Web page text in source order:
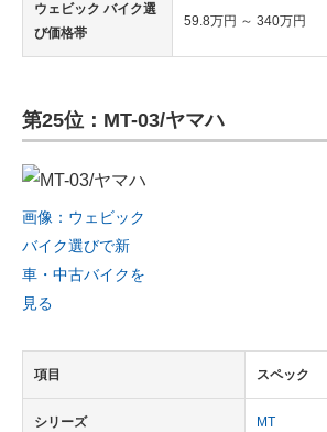
ウェビック バイク選
び価格帯
59.8万円 ～ 340万円
第25位：MT-03/ヤマハ
画像：ウェビック
バイク選びで新
車・中古バイクを
見る
項目 スペック
シリーズ MT